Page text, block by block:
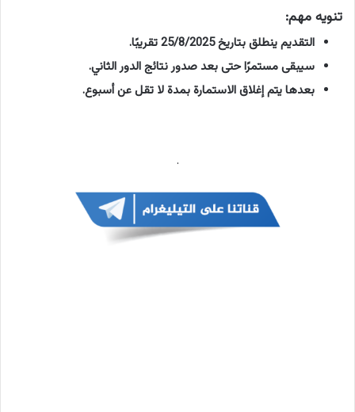
تنويه مهم:
التقديم ينطلق بتاريخ 25/8/2025 تقريبًا.
سيبقى مستمرًا حتى بعد صدور نتائج الدور الثاني.
بعدها يتم إغلاق الاستمارة بمدة لا تقل عن أسبوع.
.